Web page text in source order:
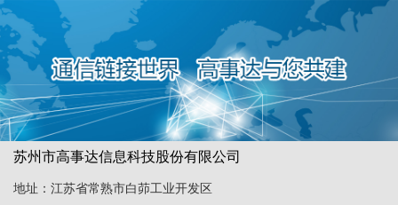
苏州市高事达信息科技股份有限公司
地址：江苏省常熟市白茆工业开发区